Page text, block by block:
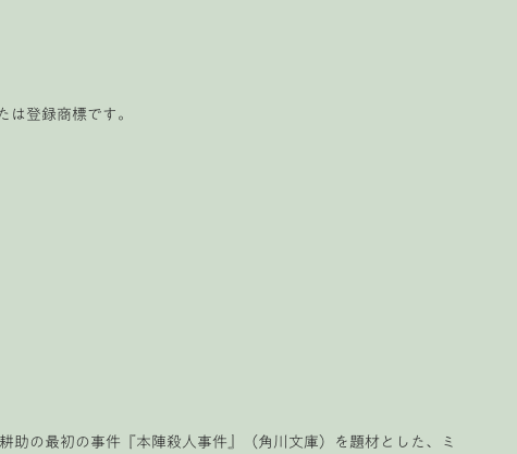
登録商標です。
助の最初の事件『本陣殺人事件』（角川文庫）を題材とした、ミ